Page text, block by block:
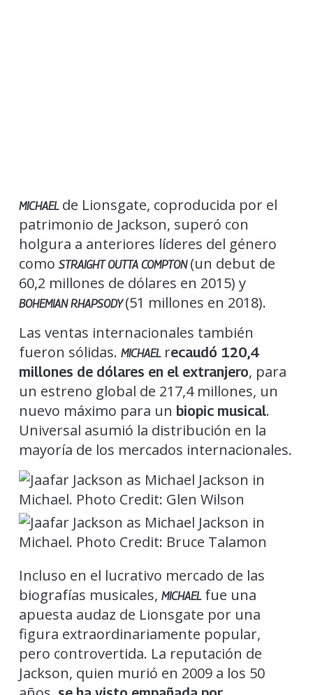
MICHAEL de Lionsgate, coproducida por el
patrimonio de Jackson, superó con
holgura a anteriores líderes del género
como STRAIGHT OUTTA COMPTON (un debut de
60,2 millones de dólares en 2015) y
BOHEMIAN RHAPSODY(51 millones en 2018).
Las ventas internacionales también
fueron sólidas. MICHAEL recaudó 120,4
millones de dólares en el extranjero, para
un estreno global de 217,4 millones, un
nuevo máximo para un biopic musical.
Universal asumió la distribución en la
mayoría de los mercados internacionales.
Incluso en el lucrativo mercado de las
biografías musicales, MICHAEL fue una
apuesta audaz de Lionsgate por una
figura extraordinariamente popular,
pero controvertida. La reputación de
Jackson, quien murió en 2009 a los 50